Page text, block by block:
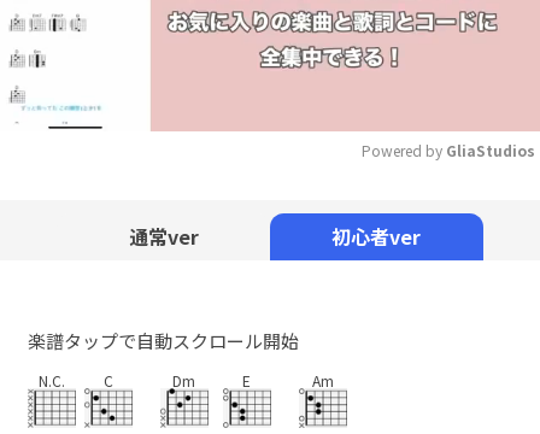
Powered by GliaStudios
通常ver 初心者ver
楽譜タップで自動スクロール開始
N.C. C Dm E Am